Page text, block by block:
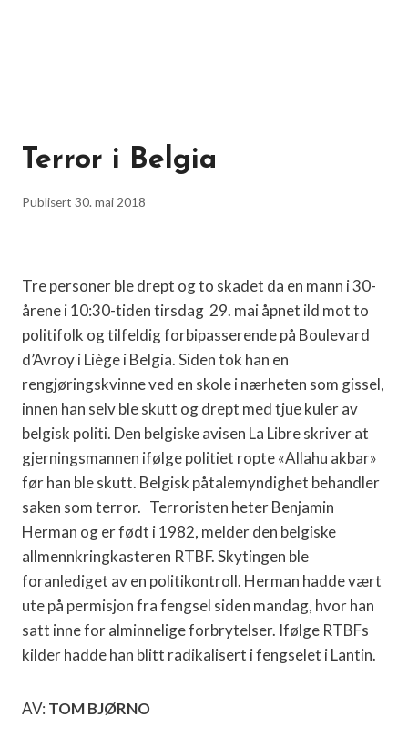
Terror i Belgia
Publisert 30. mai 2018
Tre personer ble drept og to skadet da en mann i 30-
årene i 10:30-tiden tirsdag 29. mai åpnet ild mot to
politifolk og tilfeldig forbipasserende på Boulevard
d’Avroy i Liège i Belgia. Siden tok han en
rengjøringskvinne ved en skole i nærheten som gissel,
innen han selv ble skutt og drept med tjue kuler av
belgisk politi. Den belgiske avisen La Libre skriver at
gjerningsmannen ifølge politiet ropte «Allahu akbar»
før han ble skutt. Belgisk påtalemyndighet behandler
saken som terror. Terroristen heter Benjamin
Herman og er født i 1982, melder den belgiske
allmennkringkasteren RTBF. Skytingen ble
foranlediget av en politikontroll. Herman hadde vært
ute på permisjon fra fengsel siden mandag, hvor han
satt inne for alminnelige forbrytelser. Ifølge RTBFs
kilder hadde han blitt radikalisert i fengselet i Lantin.
AV: TOM BJØRNO